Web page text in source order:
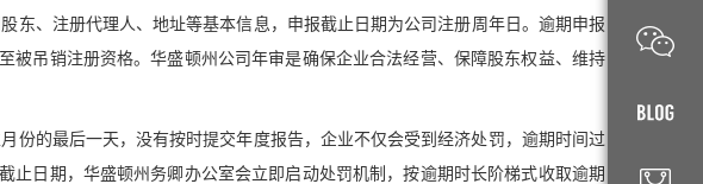
东、注册代理人、地址等基本信息，申报截止日期为公司注册周年日。逾期申报
被吊销注册资格。华盛顿州公司年审是确保企业合法经营、保障股东权益、维持
份的最后一天，没有按时提交年度报告，企业不仅会受到经济处罚，逾期时间过
止日期，华盛顿州务卿办公室会立即启动处罚机制，按逾期时长阶梯式收取逾期